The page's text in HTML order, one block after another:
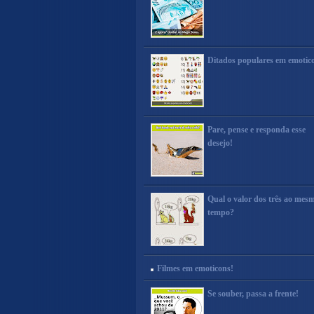
Ditados populares em
Pare, pense e responda esse
desejo!
Qual o valor dos três ao
tempo?
Filmes em emoticons!
Se souber, passa a frente!